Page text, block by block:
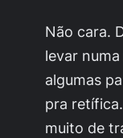
Não cara.
levar
algumas
pra
muito de